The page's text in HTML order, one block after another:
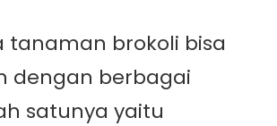
tanaman brokoli bisa
dengan berbagai
satunya yaitu